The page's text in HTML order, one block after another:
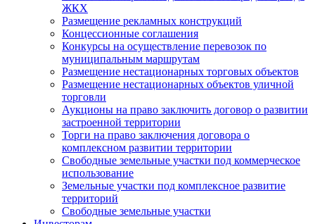
ЖКХ
Размещение рекламных конструкций
Концессионные соглашения
Конкурсы на осуществление перевозок по
муниципальным маршрутам
Размещение нестационарных торговых объектов
Размещение нестационарных объектов уличной
торговли
Аукционы на право заключить договор о развитии
застроенной территории
Торги на право заключения договора о
комплексном развитии территории
Свободные земельные участки под коммерческое
использование
Земельные участки под комплексное развитие
территорий
Свободные земельные участки